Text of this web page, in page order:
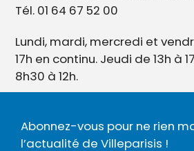
Tél. 01 64 67 52 00
Lundi, mardi, mercredi et
17h en continu. Jeudi de 13h à
8h30 à 12h.
Abonnez-vous pour ne rien
l’actualité de Villeparisis !